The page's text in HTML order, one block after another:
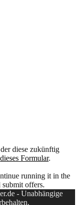
diese zukünftig
dieses Formular.
running it in the
submit offers.
- Unabhängige